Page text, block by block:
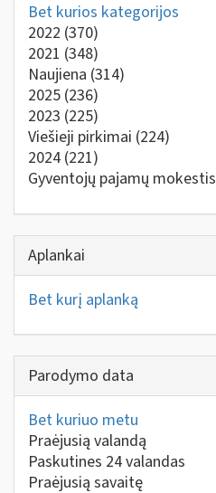
Bet kurios kategorijos
2022 (370)
2021 (348)
Naujiena (314)
2025 (236)
2023 (225)
Viešieji pirkimai (224)
2024 (221)
Gyventojų pajamų mokestis
Aplankai
Bet kurį aplanką
Parodymo data
Bet kuriuo metu
Praėjusią valandą
Paskutines 24 valandas
Praėjusią savaitę